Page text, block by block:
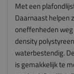
Met een
Daarnaast helpen
oneffenheden
density
waterbestendig.
is gemakkelijk te